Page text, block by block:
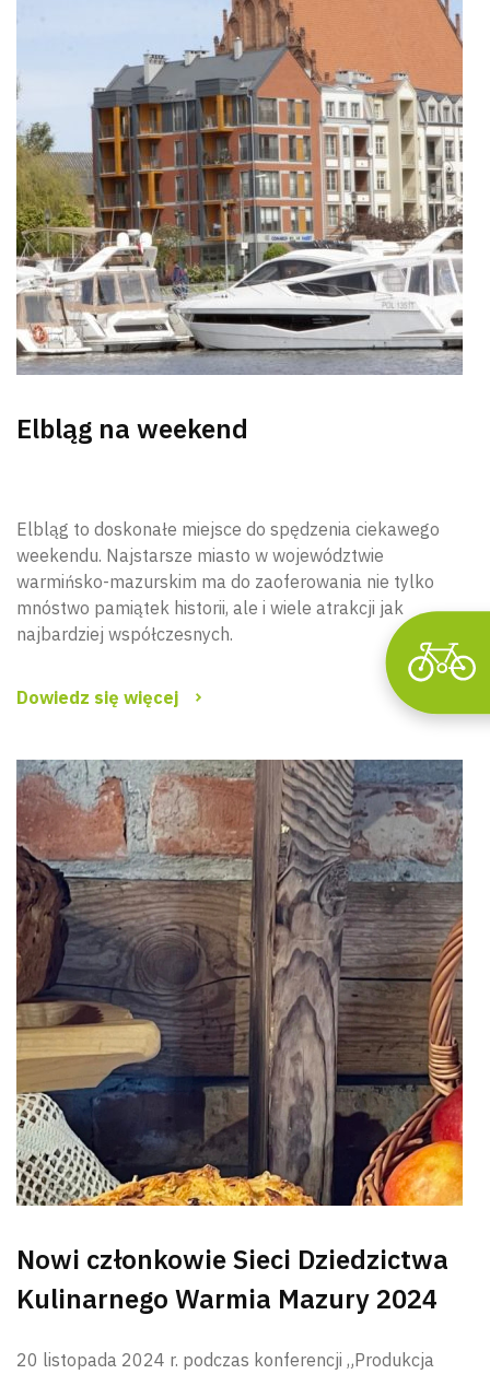
Elbląg na weekend
Elbląg to doskonałe miejsce do spędzenia ciekawego
weekendu. Najstarsze miasto w województwie
warmińsko-mazurskim ma do zaoferowania nie tylko
mnóstwo pamiątek historii, ale i wiele atrakcji jak
najbardziej współczesnych.
Dowiedz się więcej
Nowi członkowie Sieci Dziedzictwa
Kulinarnego Warmia Mazury 2024
20 listopada 2024 r. podczas konferencji „Produkcja